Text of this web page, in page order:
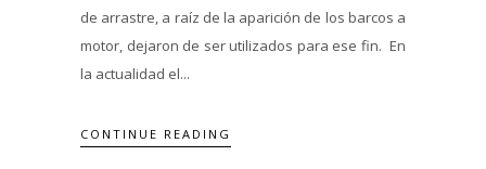
de arrastre, a raíz de la aparición de los barcos a
motor, dejaron de ser utilizados para ese fin. En
la actualidad el...
CONTINUE READING